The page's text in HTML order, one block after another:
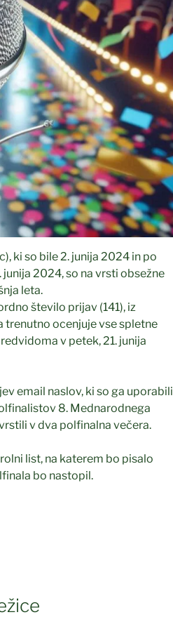
ki so bile 2. junija 2024 in po
2024, so na vrsti obsežne
leta.
število prijav (141), iz
trenutno ocenjuje vse spletne
v petek, 21. junija
email naslov, ki so ga uporabili
8. Mednarodnega
v dva polfinalna večera.
list, na katerem bo pisalo
bo nastopil.